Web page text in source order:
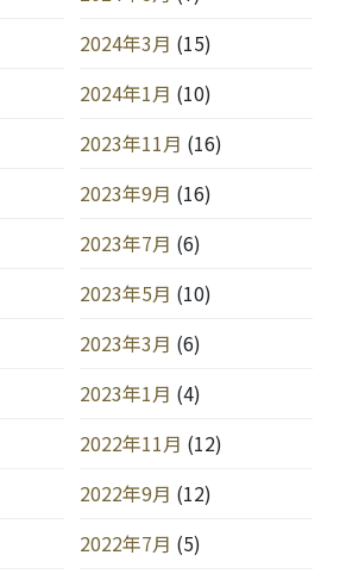
2024年3月 (15)
2024年1月 (10)
2023年11月 (16)
2023年9月 (16)
2023年7月 (6)
2023年5月 (10)
2023年3月 (6)
2023年1月 (4)
2022年11月 (12)
2022年9月 (12)
2022年7月 (5)